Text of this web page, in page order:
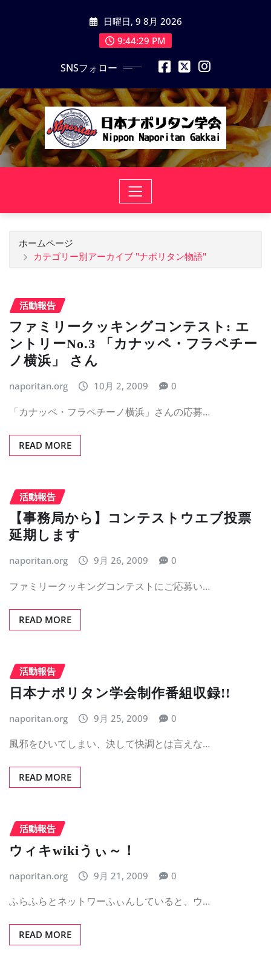
に
ス
キ
ッ
プ
日曜日, 9 8月 2026
9:44:30 PM
SNSフォロー
ホームページ
カテゴリー別アーカイブ "ナポリタン物語"
活動報告
ファミリークッキングコンテスト: エ
ントリーNo.3 「カナッペ・フラペチー
ノ横浜」 さん
naporitan.org 10月 2, 2009 0
「カナッペ・フラペチーノ横浜」さんの応募…
READ MORE
活動報告
【事務局から】コンテストウエブ投票
延期します
naporitan.org 9月 26, 2009 0
ファミリークッキングコンテストにご応募い…
READ MORE
活動報告
日本ナポリタン学会制作番組収録!!
naporitan.org 9月 25, 2009 0
風邪をひいてしまい、決して快調とは言えな…
READ MORE
活動報告
ウィキwikiうぃ～！
naporitan.org 9月 21, 2009 0
ふらふらとネットワーふぃんしていると、ウ…
READ MORE